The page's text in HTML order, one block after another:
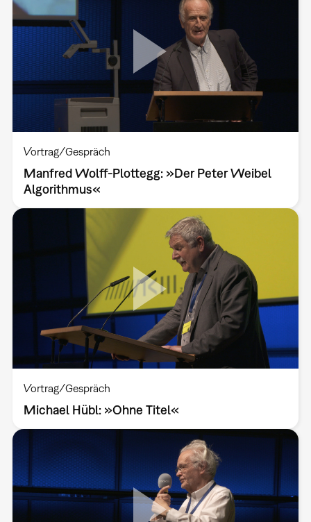
Vortrag/Gespräch
Manfred Wolff-Plottegg: »Der Peter Weibel
Algorithmus«
Vortrag/Gespräch
Michael Hübl: »Ohne Titel«